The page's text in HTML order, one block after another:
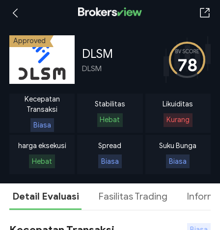
Approved
DLSM
DLSM 78
Kecepatan
Transaksi
Biasa
Stabilitas
Hebat
Likuiditas
Kurang
harga eksekusi
Hebat
Spread
Biasa
Suku Bunga
Biasa
Detail Evaluasi Fasilitas Trading